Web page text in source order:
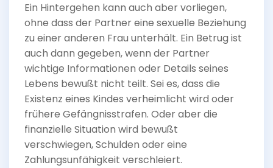
Ein Hintergehen kann auch aber vorliegen,
ohne dass der Partner eine sexuelle Beziehung
zu einer anderen Frau unterhält. Ein Betrug ist
auch dann gegeben, wenn der Partner
wichtige Informationen oder Details seines
Lebens bewußt nicht teilt. Sei es, dass die
Existenz eines Kindes verheimlicht wird oder
frühere Gefängnisstrafen. Oder aber die
finanzielle Situation wird bewußt
verschwiegen, Schulden oder eine
Zahlungsunfähigkeit verschleiert.